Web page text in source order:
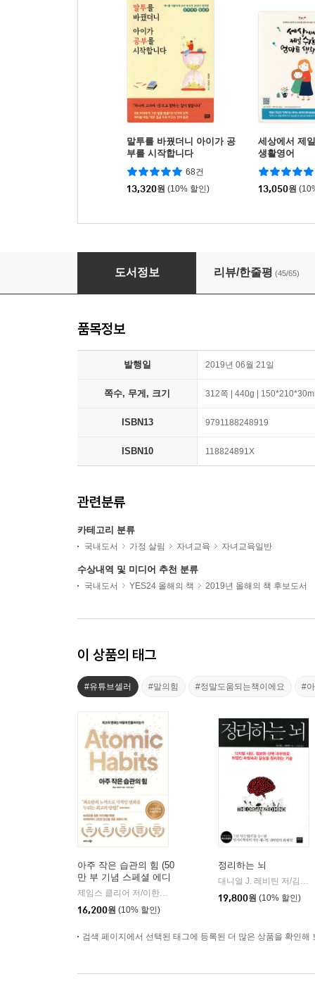
말투를 바꿨더니 아이가 공
부를 시작합니다
68건
13,320원 (10% 할인)
세상에서 제
생활영어
13,050원
왜 아이에게 그런 말을 했을까
도서정보 리뷰/한줄평 (45/65)
품목정보
발행일 2019년 06월 21일
쪽수, 무게, 크기 312쪽 | 440g |
ISBN13 9791188248919
ISBN10 118824891X
관련분류
카테고리 분류
국내도서 가정 살림 자녀교육 자녀교육일반
수상내역 및 미디어 추천 분류
국내도서 YES24 올해의 책 2019년 올해의 책 후보도서
이 상품의 태그
#유튜브셀러 #말의힘 #정말도움되는책이에요 #
아주 작은 습관의 힘 (50
만 부 기념 스페셜 에디
션)
제임스 클리어 저/이한이 역
비즈니스북스
16,200원 (10% 할인)
정리하는 뇌
대니얼 J. 레비틴 저/김성훈 역
19,800원 (10% 할인)
검색 페이지에서 선택된 태그에 등록된 더 많은 상품을 확인해